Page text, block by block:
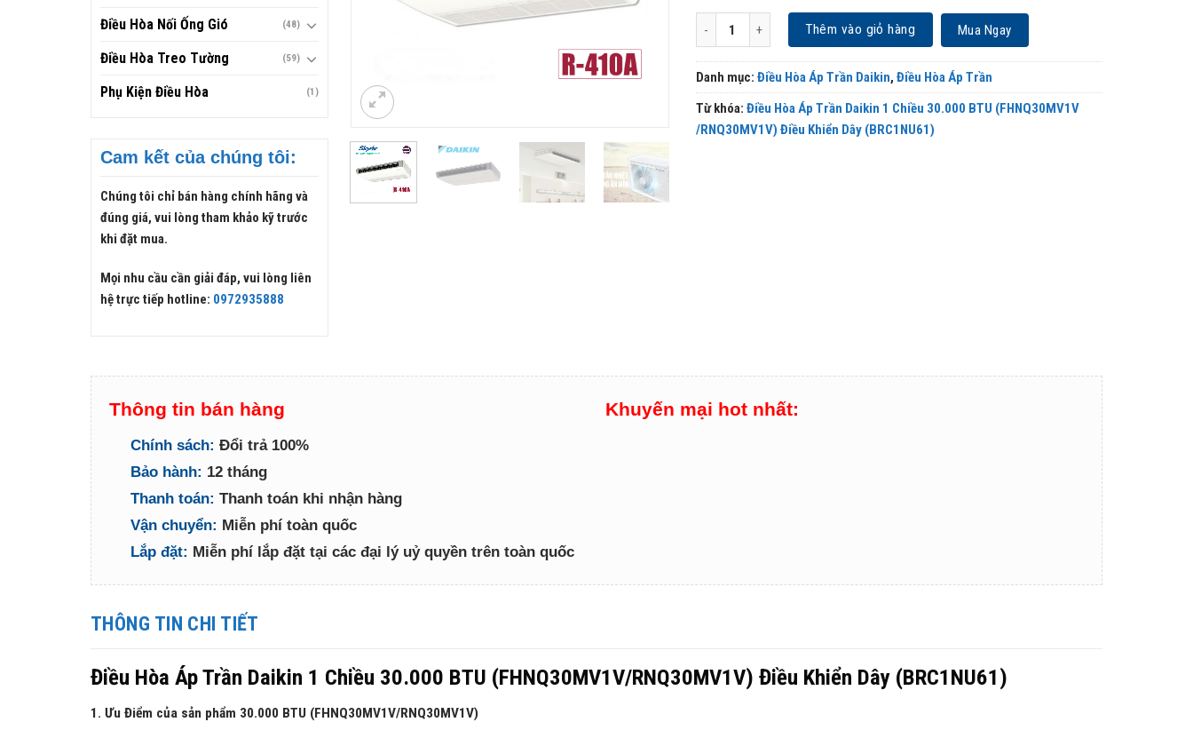
Điều Hòa Áp Trần Daikin 1 Chiều 30.000 BTU (FHNQ30MV1V /RNQ30MV1V) Điều Khiển Dây
Thêm vào giỏ hàng Mua Ngay
Danh mục:Điều Hòa Áp Trần Daikin,Điều Hòa Áp Trần
Từ khóa:Điều Hòa Áp Trần Daikin 1 Chiều 30.000 BTU (FHNQ30MV1V
/RNQ30MV1V) Điều Khiển Dây (BRC1NU61)
Điều Hòa Nối Ống Gió (48)
Điều Hòa Treo Tường (59)
Phụ Kiện Điều Hòa (1)
Cam kết của chúng tôi:
Chúng tôi chỉ bán hàng chính hãng và
đúng giá, vui lòng tham khảo kỹ trước
khi đặt mua.
Mọi nhu cầu cần giải đáp, vui lòng liên
hệ trực tiếp hotline: 0972935888
Thông tin bán hàng
Chính sách: Đổi trả 100%
Bảo hành: 12 tháng
Thanh toán: Thanh toán khi nhận hàng
Vận chuyển: Miễn phí toàn quốc
Lắp đặt: Miễn phí lắp đặt tại các đại lý uỷ quyền trên toàn quốc
Khuyến mại hot nhất:
THÔNG TIN CHI TIẾT
Điều Hòa Áp Trần Daikin 1 Chiều 30.000 BTU (FHNQ30MV1V/RNQ30MV1V) Điều Khiển Dây (BRC1NU61)
1. Ưu Điểm của sản phẩm 30.000 BTU (FHNQ30MV1V/RNQ30MV1V)